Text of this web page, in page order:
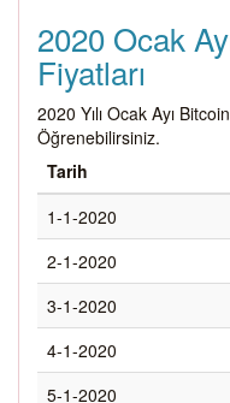
2020 Ocak
Fiyatları
2020 Yılı Ocak Ayı
Öğrenebilirsiniz.
Tarih
1-1-2020
2-1-2020
3-1-2020
4-1-2020
5-1-2020